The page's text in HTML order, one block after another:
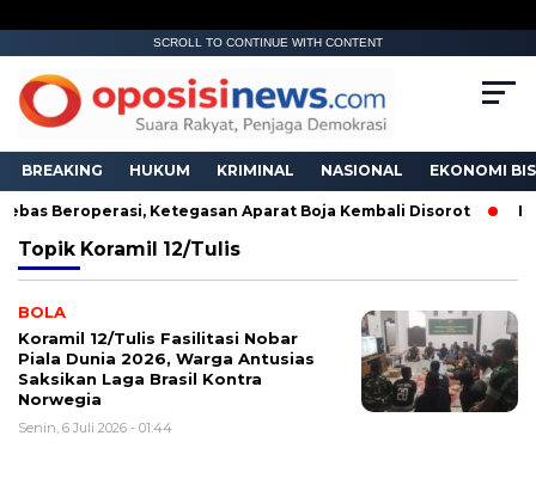
SCROLL TO CONTINUE WITH CONTENT
BREAKING HUKUM KRIMINAL NASIONAL EKONOMI
Beroperasi, Ketegasan Aparat Boja Kembali Disorot
Topik Koramil 12/Tulis
BOLA
Koramil 12/Tulis Fasilitasi Nobar
Piala Dunia 2026, Warga Antusias
Saksikan Laga Brasil Kontra
Norwegia
Senin, 6 Juli 2026 - 01:44